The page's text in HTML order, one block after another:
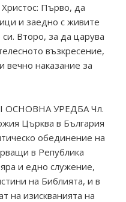
Първо, да
и заедно с живите
Второ, за да царува
възкресение,
вечно наказание за
ОСНОВНА УРЕДБА Чл.
Църква в България
обединение на
в Република
и едно служение,
на Библията, и в
на изискванията на